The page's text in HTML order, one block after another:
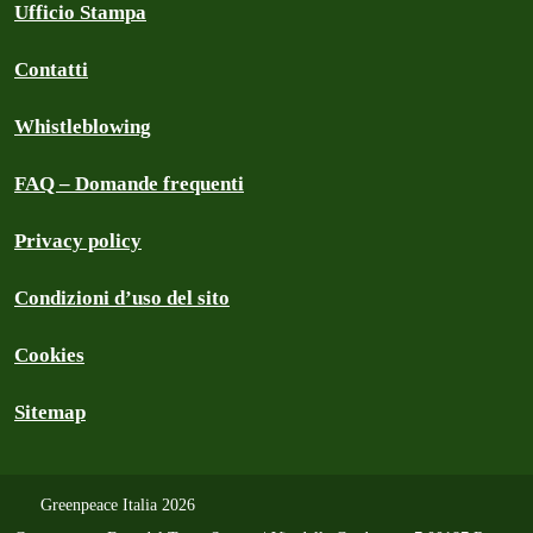
Ufficio Stampa
Contatti
Whistleblowing
FAQ – Domande frequenti
Privacy policy
Condizioni d’uso del sito
Cookies
Sitemap
Greenpeace Italia 2026